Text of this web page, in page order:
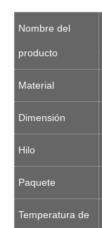
Nombre del
producto
Material
Dimensión
Hilo
Paquete
Temperatura de